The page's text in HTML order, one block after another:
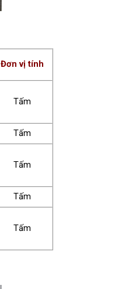
Đơn vị tính
Tấm
Tấm
Tấm
Tấm
Tấm